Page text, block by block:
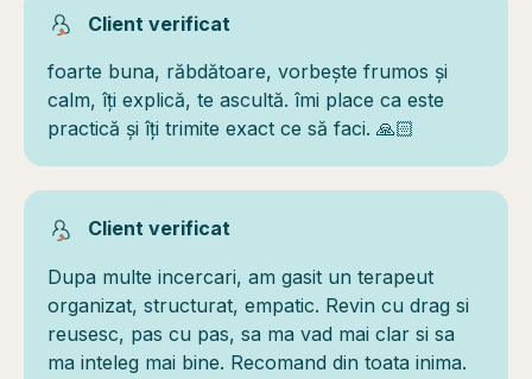
Client verificat
foarte buna, răbdătoare, vorbește frumos și
calm, îți explică, te ascultă. îmi place ca este
practică și îți trimite exact ce să faci. 🙏🏻
Client verificat
Dupa multe incercari, am gasit un terapeut
organizat, structurat, empatic. Revin cu drag si
reusesc, pas cu pas, sa ma vad mai clar si sa
ma inteleg mai bine. Recomand din toata inima.